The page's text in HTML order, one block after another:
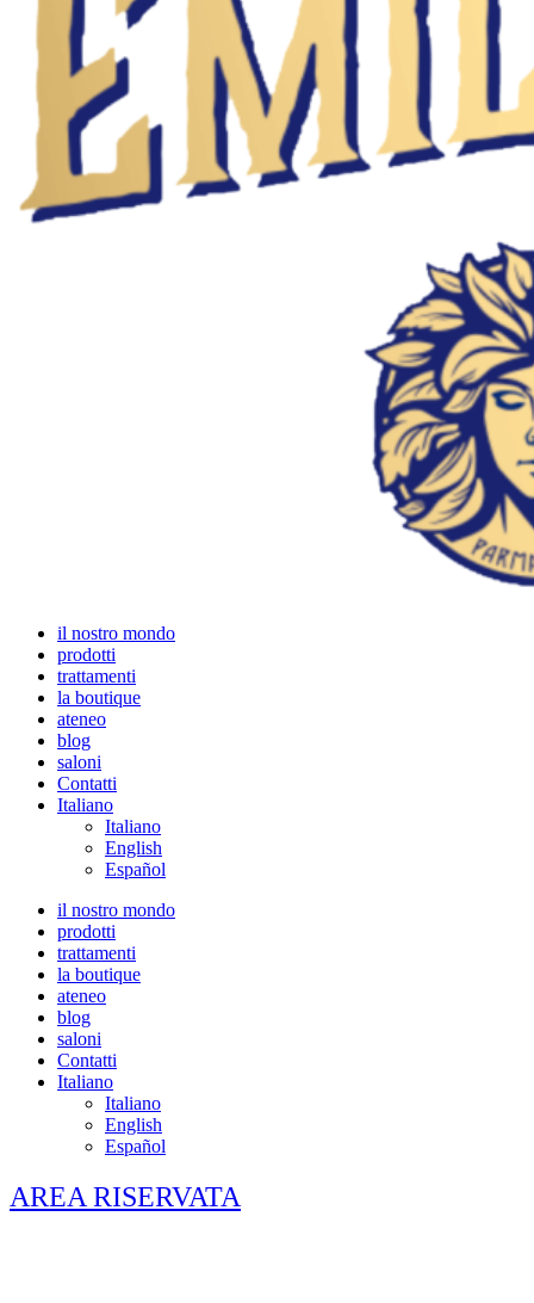
il nostro mondo
prodotti
trattamenti
la boutique
ateneo
blog
saloni
Contatti
Italiano
Italiano
English
Español
il nostro mondo
prodotti
trattamenti
la boutique
ateneo
blog
saloni
Contatti
Italiano
Italiano
English
Español
AREA RISERVATA